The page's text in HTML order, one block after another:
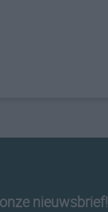
nieuwsbrief!